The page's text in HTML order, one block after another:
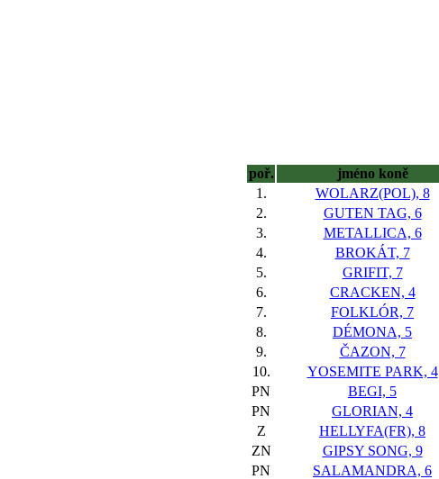
poř.
jméno koně
1.
WOLARZ(POL), 8
2.
GUTEN TAG, 6
3.
METALLICA, 6
4.
BROKÁT, 7
5.
GRIFIT, 7
6.
CRACKEN, 4
7.
FOLKLÓR, 7
8.
DÉMONA, 5
9.
ČAZON, 7
10.
YOSEMITE PARK, 4
PN
BEGI, 5
PN
GLORIAN, 4
Z
HELLYFA(FR), 8
ZN
GIPSY SONG, 9
PN
SALAMANDRA, 6